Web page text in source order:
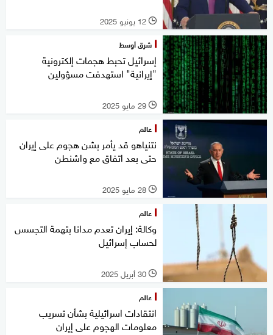
l 12 يونيو 2025
شرق أوسط
إسرائيل تحبط هجمات إلكترونية
"إيرانية" استهدفت مسؤولين
l 29 مايو 2025
عالم
نتنياهو قد يأمر بشن هجوم على إيران
حتى بعد اتفاق مع واشنطن
l 28 مايو 2025
عالم
وكالة: إيران تعدم مدانا بتهمة التجسس
لحساب إسرائيل
l 30 أبريل 2025
عالم
انتقادات اسرائيلية بشأن تسريب
معلومات الهجوم على إيران